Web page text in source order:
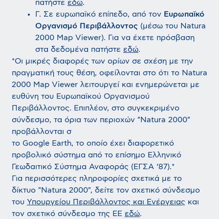
πατήστε εδώ.
Γ. Σε ευρωπαϊκό επίπεδο, από τον Ευρωπαϊκό
Οργανισμό Περιβάλλοντος (μέσω του Natura
2000 Map Viewer). Για να έχετε πρόσβαση
στα δεδομένα πατήστε εδώ.
*Οι μικρές διαφορές των ορίων σε σχέση με την
πραγματική τους θέση, οφείλονται στο ότι το Natura
2000 Map Viewer λειτουργεί και ενημερώνεται με
ευθύνη του Ευρωπαϊκού Οργανισμού
Περιβάλλοντος. Επιπλέον, στο συγκεκριμένο
σύνδεσμο, τα όρια των περιοχών "Natura 2000"
προβάλλονται σ
το Google Earth, το οποίο έχει διαφορετικό
προβολικό σύστημα από το επίσημο Ελληνικό
Γεωδαιτικό Σύστημα Αναφοράς (ΕΓΣΑ ‘87).*
Για περισσότερες πληροφορίες σχετικά με το
δίκτυο "Natura 2000", δείτε τον σχετικό σύνδεσμο
του Υπουργείου Περιβάλλοντος και Ενέργειας και
τον σχετικό σύνδεσμο της ΕΕ εδώ.